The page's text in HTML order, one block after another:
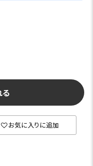
お気に入りに追加